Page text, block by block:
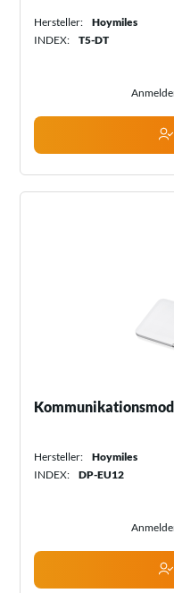
Hersteller:
Hoymiles
INDEX:
T5-DT
Hersteller:
Hoymiles
INDEX:
DP-EU12